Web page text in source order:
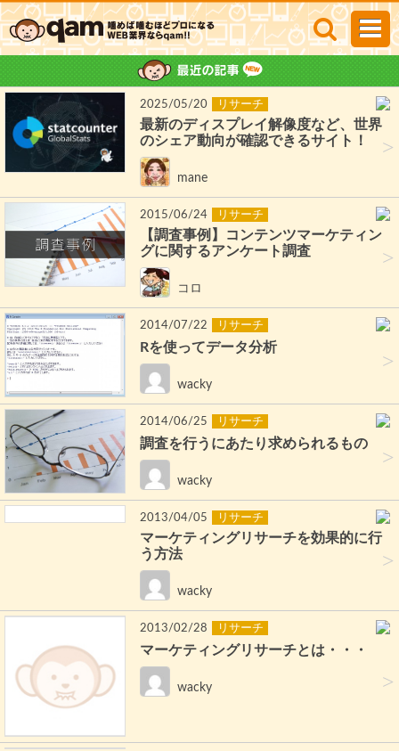
>
2025/05/20 リサーチ
最新のディスプレイ解像度など、世界
のシェア動向が確認できるサイト！
mane
>
2015/06/24 リサーチ
【調査事例】コンテンツマーケティン
グに関するアンケート調査
コロ
>
2014/07/22 リサーチ
Rを使ってデータ分析
wacky
>
2014/06/25 リサーチ
調査を行うにあたり求められるもの
wacky
>
2013/04/05 リサーチ
マーケティングリサーチを効果的に行
う方法
wacky
>
2013/02/28 リサーチ
マーケティングリサーチとは・・・
wacky